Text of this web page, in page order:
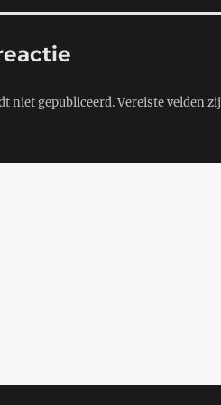
niet gepubliceerd.Vereiste velden